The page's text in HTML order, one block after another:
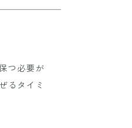
つ必要が
るタイミ